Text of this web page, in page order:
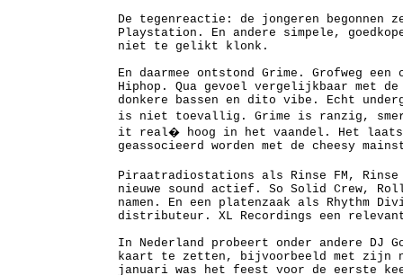
De tegenreactie: de jongeren begonnen
Playstation. En andere simpele,
niet te gelikt klonk.
En daarmee ontstond Grime. Grofweg
Hiphop. Qua gevoel vergelijkbaar met de
donkere bassen en dito vibe. Echt
is niet toevallig. Grime is ranzig,
it real� hoog in het vaandel. Het
geassocieerd worden met de cheesy
Piraatradiostations als Rinse FM,
nieuwe sound actief. So Solid Crew,
namen. En een platenzaak als Rhythm
distributeur. XL Recordings een
In Nederland probeert onder andere DJ
kaart te zetten, bijvoorbeeld met zijn
januari was het feest voor de eerste